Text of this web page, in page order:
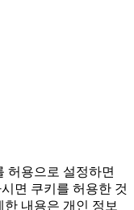
허용으로 설정하면
면 쿠키를 허용한 것
내용은 개인 정보